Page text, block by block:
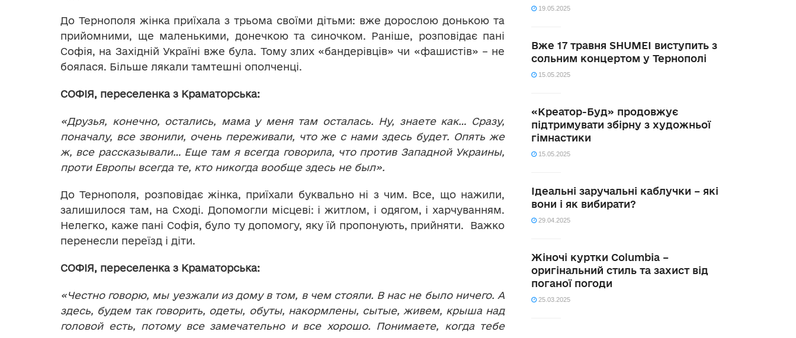
До Тернополя жінка приїхала з трьома своїми дітьми: вже дорослою донькою та
прийомними, ще маленькими, донечкою та синочком. Раніше, розповідає пані
Софія, на Західній Україні вже була. Тому злих «бандерівців» чи «фашистів» – не
боялася. Більше лякали тамтешні ополченці.
СОФІЯ, переселенка з Краматорська:
«Друзья, конечно, остались, мама у меня там осталась. Ну, знаете как… Сразу,
поначалу, все звонили, очень переживали, что же с нами здесь будет. Опять же
ж, все рассказывали… Еще там я всегда говорила, что против Западной Украины,
проти Европы всегда те, кто никогда вообще здесь не был».
До Тернополя, розповідає жінка, приїхали буквально ні з чим. Все, що нажили,
залишилося там, на Сході. Допомогли місцеві: і житлом, і одягом, і харчуванням.
Нелегко, каже пані Софія, було ту допомогу, яку їй пропонують, прийняти. Важко
перенесли переїзд і діти.
СОФІЯ, переселенка з Краматорська:
«Честно говорю, мы уезжали из дому в том, в чем стояли. В нас не было ничего. А
здесь, будем так говорить, одеты, обуты, накормлены, сытые, живем, крыша над
головой есть, потому все замечательно и все хорошо. Понимаете, когда тебе
19.05.2025
Вже 17 травня SHUMEI виступить з
сольним концертом у Тернополі
15.05.2025
«Креатор-Буд» продовжує
підтримувати збірну з художньої
гімнастики
15.05.2025
Ідеальні заручальні каблучки – які
вони і як вибирати?
29.04.2025
Жіночі куртки Columbia –
оригінальний стиль та захист від
поганої погоди
25.03.2025